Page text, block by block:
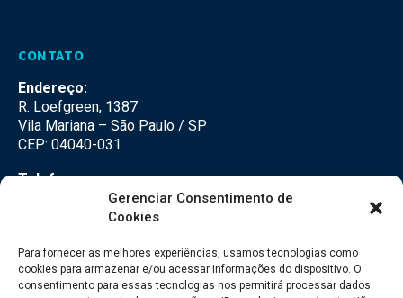
Gerenciar Consentimento de
Cookies
Para fornecer as melhores experiências, usamos tecnologias como
cookies para armazenar e/ou acessar informações do dispositivo. O
consentimento para essas tecnologias nos permitirá processar dados
CONTATO
Endereço:
R. Loefgreen, 1387
Vila Mariana – São Paulo / SP
CEP: 04040-031
Telefone:
(11) 3500-3500
falecom@seteco.com.br